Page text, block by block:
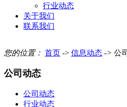
行业动态
关于我们
联系我们
您的位置： 首页 -> 信息动态 -> 公
公司动态
公司动态
行业动态